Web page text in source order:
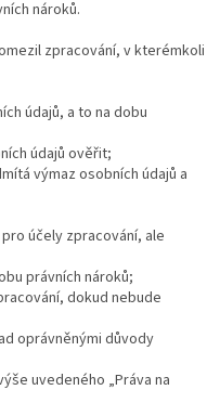
nároků.
zpracování, v kterémkoli
údajů, a to na dobu
údajů ověřit;
výmaz osobních údajů a
účely zpracování, ale
právních nároků;
dokud nebude
oprávněnými důvody
uvedeného „Práva na